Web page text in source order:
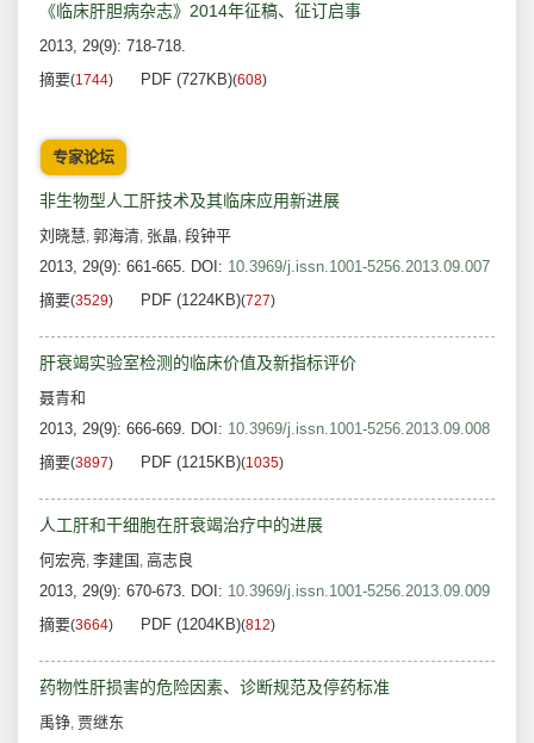
《临床肝胆病杂志》2014年征稿、征订启事
2013, 29(9): 718-718.
摘要(1744) PDF (727KB)(608)
专家论坛
非生物型人工肝技术及其临床应用新进展
刘晓慧, 郭海清, 张晶, 段钟平
2013, 29(9): 661-665. DOI: 10.3969/j.issn.1001-5256.2013.09.007
摘要(3529) PDF (1224KB)(727)
肝衰竭实验室检测的临床价值及新指标评价
聂青和
2013, 29(9): 666-669. DOI: 10.3969/j.issn.1001-5256.2013.09.008
摘要(3897) PDF (1215KB)(1035)
人工肝和干细胞在肝衰竭治疗中的进展
何宏亮, 李建国 , 高志良
2013, 29(9): 670-673. DOI: 10.3969/j.issn.1001-5256.2013.09.009
摘要(3664) PDF (1204KB)(812)
药物性肝损害的危险因素、诊断规范及停药标准
禹铮, 贾继东